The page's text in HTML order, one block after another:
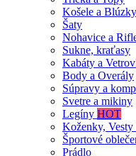
Košele a Blúzky
Šaty
Nohavice a
Sukne, kraťasy
Kabáty a
Body a Overály
Súpravy a
Svetre a mikiny
Legíny HOT
Koženky, Vesty
Športové
Prádlo